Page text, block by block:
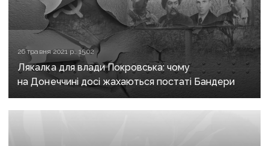
26 травня 2021 р., 15:02
Лякалка для влади Покровська: чому
на Донеччині досі жахаються постаті Бандери